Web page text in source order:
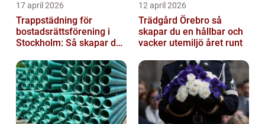
17 april 2026
Trappstädning för
bostadsrättsförening i
Stockholm: Så skapar du
trapphus...
12 april 2026
Trädgård Örebro så
skapar du en hållbar och
vacker utemiljö året runt